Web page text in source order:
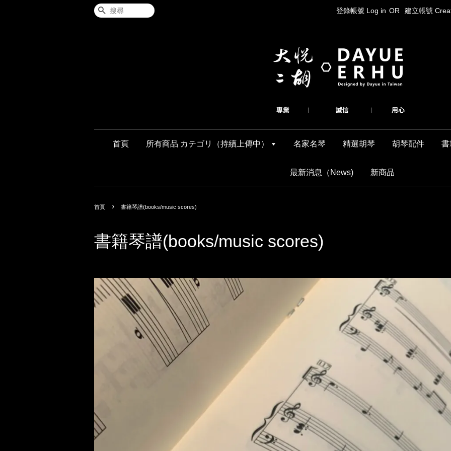
搜尋 登錄帳號 Log in OR 建立帳號
首頁 所有商品 カテゴリ（持續上傳中） 名家名琴 精選胡琴 胡琴配件 書
最新消息（News) 新商品
首頁 › 書籍琴譜(books/music scores)
書籍琴譜(books/music scores)